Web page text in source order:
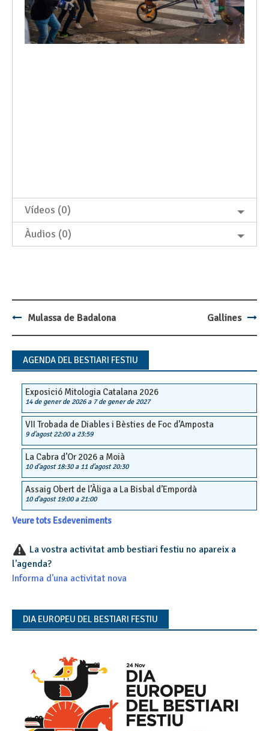
Vídeos (0)
Àudios (0)
Post
navigation
Mulassa de Badalona Gallines
AGENDA DEL BESTIARI FESTIU
Exposició Mitologia Catalana 2026
14 de gener de 2026a 7 de gener de 2027
VII Trobada de Diables i Bèsties de Foc d’Amposta
9 d'agost 22:00a 23:59
La Cabra d’Or 2026 a Moià
10 d'agost 18:30a 11 d'agost 20:30
Assaig Obert de l’Àliga a La Bisbal d’Empordà
10 d'agost 19:00a 21:00
Veure tots Esdeveniments
La vostra activitat amb bestiari festiu no apareix a
l'agenda?
Informa d'una activitat nova
DIA EUROPEU DEL BESTIARI FESTIU